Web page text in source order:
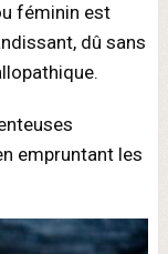
féminin est
dû sans
empruntant les